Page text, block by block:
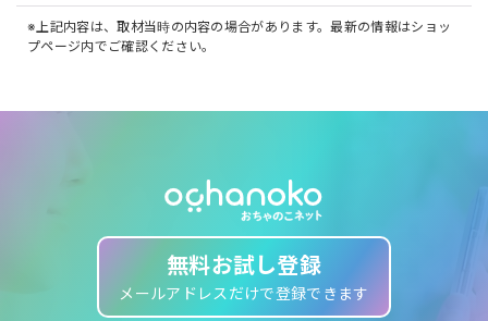
※上記内容は、取材当時の内容の場合があります。最新の情報はショッ
プページ内でご確認ください。
無料お試し登録
メールアドレスだけで登録できます